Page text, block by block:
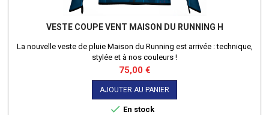
VESTE COUPE VENT MAISON DU RUNNING H
La nouvelle veste de pluie Maison du Running est arrivée : technique,
stylée et à nos couleurs !
Prix
75,00 €
AJOUTER AU PANIER
 En stock